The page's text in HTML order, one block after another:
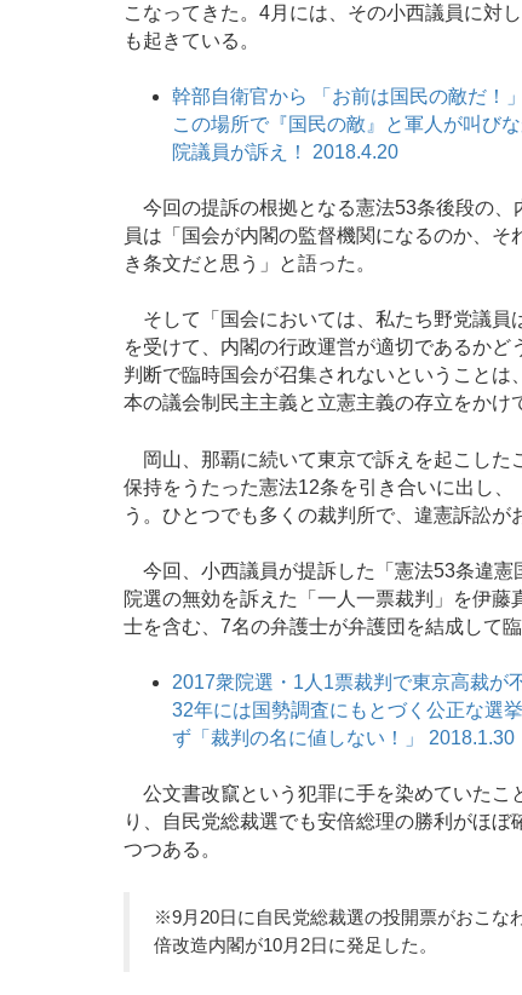
こなってきた。4月には、その小西議員に対
も起きている。
幹部自衛官から 「お前は国民の敵だ！
この場所で『国民の敵』と軍人が叫び
院議員が訴え！ 2018.4.20
今回の提訴の根拠となる憲法53条後段の、
員は「国会が内閣の監督機関になるのか、
き条文だと思う」と語った。
そして「国会においては、私たち野党議員
を受けて、内閣の行政運営が適切であるか
判断で臨時国会が召集されないということ
本の議会制民主主義と立憲主義の存立をかけ
岡山、那覇に続いて東京で訴えを起こした
保持をうたった憲法12条を引き合いに出し
う。ひとつでも多くの裁判所で、違憲訴訟が
今回、小西議員が提訴した「憲法53条違憲
院選の無効を訴えた「一人一票裁判」を伊
士を含む、7名の弁護士が弁護団を結成して臨
2017衆院選・1人1票裁判で東京高裁が
32年には国勢調査にもとづく公正な選
ず「裁判の名に値しない！」 2018.1.30
公文書改竄という犯罪に手を染めていたこ
り、自民党総裁選でも安倍総理の勝利がほ
つつある。
※9月20日に自民党総裁選の投開票がおこな
倍改造内閣が10月2日に発足した。